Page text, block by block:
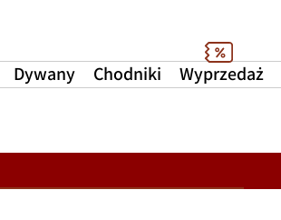
Dywany Chodniki Wyprzedaż